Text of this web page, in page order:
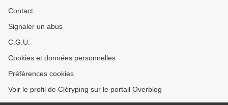
Contact
Signaler un abus
C.G.U.
Cookies et données personnelles
Préférences cookies
Voir le profil de Cléryping sur le portail Overblog